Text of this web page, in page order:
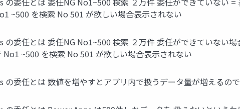
~500 を検索 No 501 が欲しい場合表示されない
の委任とは 委任NG No1~500 検索 ２万件 委任ができていない
No1 ~500 を検索 No 501 が欲しい場合表示されない
の委任とは 数値を増やすとアプリ内で扱うデータ量が増えるの